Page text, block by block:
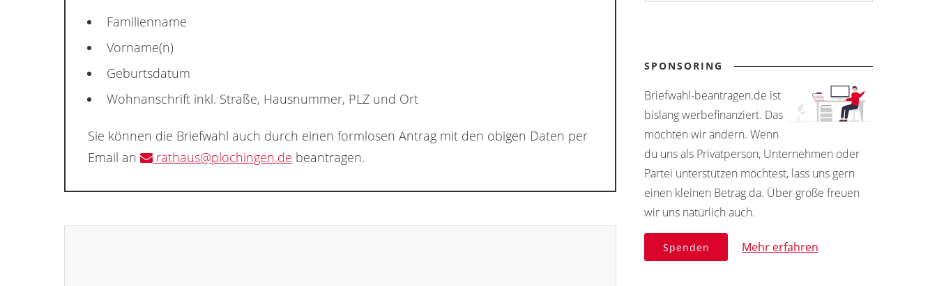
Familienname
Vorname(n)
Geburtsdatum
Wohnanschrift inkl. Straße, Hausnummer, PLZ und Ort
Sie können die Briefwahl auch durch einen formlosen Antrag mit den obigen Daten per
Email an
rathaus@plochingen.de beantragen.
SPONSORING
Briefwahl-beantragen.de ist
bislang werbefinanziert. Das
möchten wir ändern. Wenn
du uns als Privatperson, Unternehmen oder
Partei unterstützen möchtest, lass uns gern
einen kleinen Betrag da. Über große freuen
wir uns natürlich auch.
Spenden Mehr erfahren